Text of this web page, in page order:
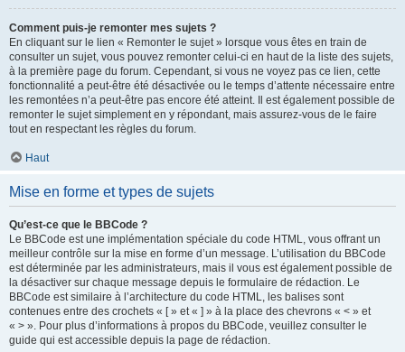
Comment puis-je remonter mes sujets ?
En cliquant sur le lien « Remonter le sujet » lorsque vous êtes en train de
consulter un sujet, vous pouvez remonter celui-ci en haut de la liste des sujets,
à la première page du forum. Cependant, si vous ne voyez pas ce lien, cette
fonctionnalité a peut-être été désactivée ou le temps d’attente nécessaire entre
les remontées n’a peut-être pas encore été atteint. Il est également possible de
remonter le sujet simplement en y répondant, mais assurez-vous de le faire
tout en respectant les règles du forum.
Haut
Mise en forme et types de sujets
Qu’est-ce que le BBCode ?
Le BBCode est une implémentation spéciale du code HTML, vous offrant un
meilleur contrôle sur la mise en forme d’un message. L’utilisation du BBCode
est déterminée par les administrateurs, mais il vous est également possible de
la désactiver sur chaque message depuis le formulaire de rédaction. Le
BBCode est similaire à l’architecture du code HTML, les balises sont
contenues entre des crochets « [ » et « ] » à la place des chevrons « < » et
« > ». Pour plus d’informations à propos du BBCode, veuillez consulter le
guide qui est accessible depuis la page de rédaction.